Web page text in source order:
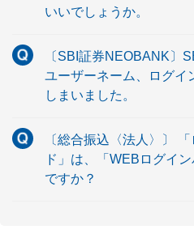
いいでしょうか。
〔SBI証券NEOBANK〕
ユーザーネーム、ログイ
しまいました。
〔総合振込〈法人〉〕
ド」は、「WEBログイ
ですか？